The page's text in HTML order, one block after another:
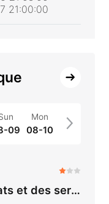
21:00:00
09
Mon
08-10
Indice directeur des achats et des services (juil.)